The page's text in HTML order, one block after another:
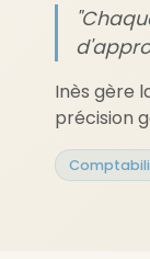
Inès gère
précision